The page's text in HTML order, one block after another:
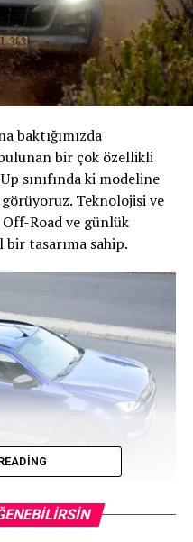
baktığımızda
bir çok özellikli
sınıfında ki modeline
Teknolojisi ve
Road ve günlük
bir tasarıma sahip.
üçüncü jenarasyonu
kavuşmuş; Bi-LED